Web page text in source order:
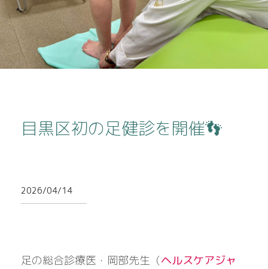
目黒区初の足健診を開催👣
2026/04/14
足の総合診療医・岡部先生（ヘルスケアジャ